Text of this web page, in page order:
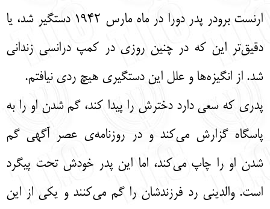
ارنست برودر پدر دورا در ماه مارس 1942 دستگیر شد، یا
دقیق‌تر این که در چنین روزی در کمپ درانسی زندانی
شد. از انگیزه‌ها و علل این دستگیری هیچ ردی نیافتم.
پدری که سعی دارد دخترش را پیدا کند، گم شدن او را به
پاسگاه گزارش می‌کند و در روزنامه‌ی عصر آگهی گم
شدن او را چاپ می‌کند، اما این پدر خودش تحت پیگرد
است. والدینی رد فرزندشان را گم می‌کنند و یکی از این